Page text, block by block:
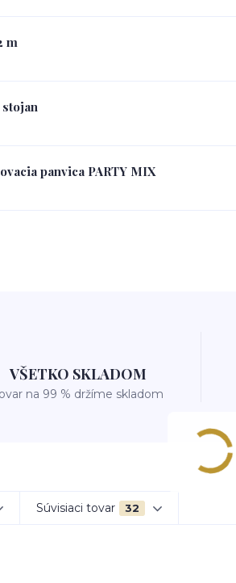
m
panvica PARTY MIX
VŠETKO SKLADOM
na 99 % držíme skladom
Súvisiaci tovar 32